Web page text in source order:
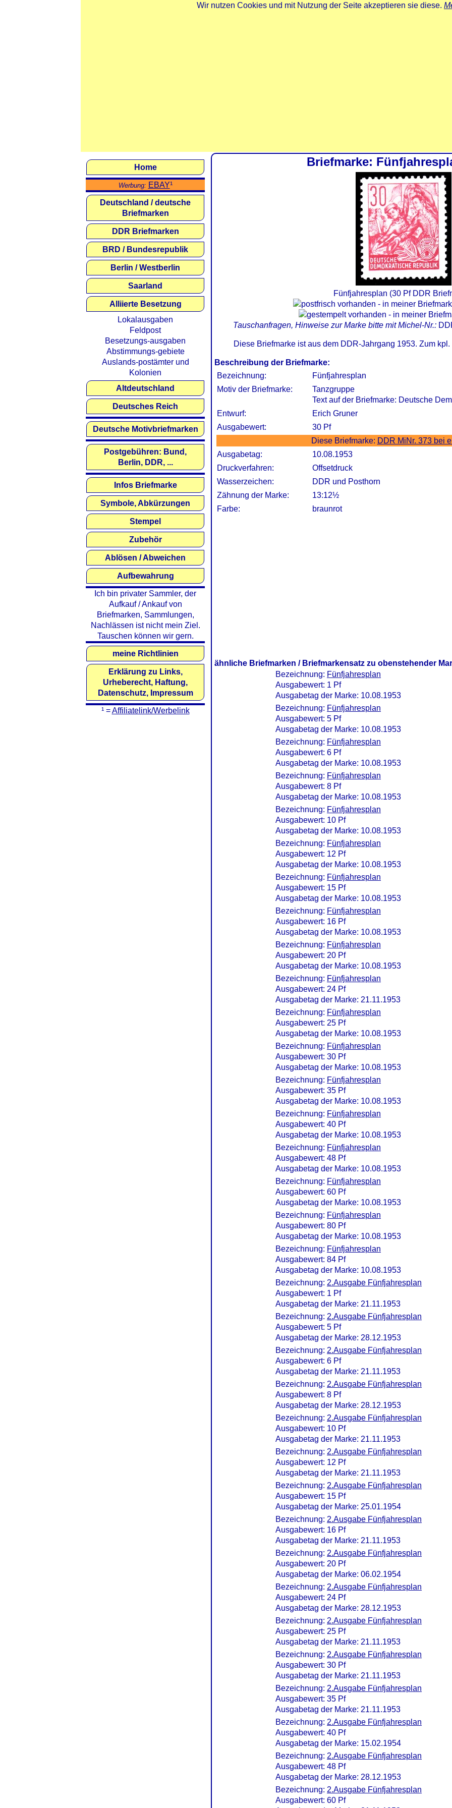
Wir nutzen Cookies und mit Nutzung der Seite akzeptieren sie diese.
Briefmarke:
Fünfjahresplan (30 Pf DDR
Tauschanfragen, Hinweise zur Marke bitte mit Michel-Nr.:
Diese Briefmarke ist aus dem DDR-Jahrgang 1953. Zum
Beschreibung der Briefmarke:
Bezeichnung:
Fünfjahresplan
Motiv der Briefmarke:
Tanzgruppe
Text auf der Briefmarke: Deutsche
Entwurf:
Erich Gruner
Ausgabewert:
30 Pf
Diese Briefmarke: DDR MiNr. 373 bei
Ausgabetag:
10.08.1953
Druckverfahren:
Offsetdruck
Wasserzeichen:
DDR und Posthorn
Zähnung der Marke:
13:12½
Farbe:
braunrot
ähnliche Briefmarken / Briefmarkensatz zu obenstehender
Bezeichnung: Fünfjahresplan
Ausgabewert: 1 Pf
Ausgabetag der Marke: 10.08.1953
Bezeichnung: Fünfjahresplan
Ausgabewert: 5 Pf
Ausgabetag der Marke: 10.08.1953
Bezeichnung: Fünfjahresplan
Ausgabewert: 6 Pf
Ausgabetag der Marke: 10.08.1953
Bezeichnung: Fünfjahresplan
Ausgabewert: 8 Pf
Ausgabetag der Marke: 10.08.1953
Bezeichnung: Fünfjahresplan
Ausgabewert: 10 Pf
Ausgabetag der Marke: 10.08.1953
Bezeichnung: Fünfjahresplan
Ausgabewert: 12 Pf
Ausgabetag der Marke: 10.08.1953
Bezeichnung: Fünfjahresplan
Ausgabewert: 15 Pf
Ausgabetag der Marke: 10.08.1953
Bezeichnung: Fünfjahresplan
Ausgabewert: 16 Pf
Ausgabetag der Marke: 10.08.1953
Bezeichnung: Fünfjahresplan
Ausgabewert: 20 Pf
Ausgabetag der Marke: 10.08.1953
Bezeichnung: Fünfjahresplan
Ausgabewert: 24 Pf
Ausgabetag der Marke: 21.11.1953
Bezeichnung: Fünfjahresplan
Ausgabewert: 25 Pf
Ausgabetag der Marke: 10.08.1953
Bezeichnung: Fünfjahresplan
Ausgabewert: 30 Pf
Ausgabetag der Marke: 10.08.1953
Bezeichnung: Fünfjahresplan
Ausgabewert: 35 Pf
Ausgabetag der Marke: 10.08.1953
Bezeichnung: Fünfjahresplan
Ausgabewert: 40 Pf
Ausgabetag der Marke: 10.08.1953
Bezeichnung: Fünfjahresplan
Ausgabewert: 48 Pf
Ausgabetag der Marke: 10.08.1953
Bezeichnung: Fünfjahresplan
Ausgabewert: 60 Pf
Ausgabetag der Marke: 10.08.1953
Bezeichnung: Fünfjahresplan
Ausgabewert: 80 Pf
Ausgabetag der Marke: 10.08.1953
Bezeichnung: Fünfjahresplan
Ausgabewert: 84 Pf
Ausgabetag der Marke: 10.08.1953
Bezeichnung: 2.Ausgabe Fünfjahresplan
Ausgabewert: 1 Pf
Ausgabetag der Marke: 21.11.1953
Bezeichnung: 2.Ausgabe Fünfjahresplan
Ausgabewert: 5 Pf
Ausgabetag der Marke: 28.12.1953
Bezeichnung: 2.Ausgabe Fünfjahresplan
Ausgabewert: 6 Pf
Ausgabetag der Marke: 21.11.1953
Bezeichnung: 2.Ausgabe Fünfjahresplan
Ausgabewert: 8 Pf
Ausgabetag der Marke: 28.12.1953
Bezeichnung: 2.Ausgabe Fünfjahresplan
Ausgabewert: 10 Pf
Ausgabetag der Marke: 21.11.1953
Bezeichnung: 2.Ausgabe Fünfjahresplan
Ausgabewert: 12 Pf
Ausgabetag der Marke: 21.11.1953
Bezeichnung: 2.Ausgabe Fünfjahresplan
Ausgabewert: 15 Pf
Ausgabetag der Marke: 25.01.1954
Bezeichnung: 2.Ausgabe Fünfjahresplan
Ausgabewert: 16 Pf
Ausgabetag der Marke: 21.11.1953
Bezeichnung: 2.Ausgabe Fünfjahresplan
Ausgabewert: 20 Pf
Ausgabetag der Marke: 06.02.1954
Bezeichnung: 2.Ausgabe Fünfjahresplan
Ausgabewert: 24 Pf
Ausgabetag der Marke: 28.12.1953
Bezeichnung: 2.Ausgabe Fünfjahresplan
Ausgabewert: 25 Pf
Ausgabetag der Marke: 21.11.1953
Bezeichnung: 2.Ausgabe Fünfjahresplan
Ausgabewert: 30 Pf
Ausgabetag der Marke: 21.11.1953
Bezeichnung: 2.Ausgabe Fünfjahresplan
Ausgabewert: 35 Pf
Ausgabetag der Marke: 21.11.1953
Bezeichnung: 2.Ausgabe Fünfjahresplan
Ausgabewert: 40 Pf
Ausgabetag der Marke: 15.02.1954
Bezeichnung: 2.Ausgabe Fünfjahresplan
Ausgabewert: 48 Pf
Ausgabetag der Marke: 28.12.1953
Bezeichnung: 2.Ausgabe Fünfjahresplan
Ausgabewert: 60 Pf
Home
Werbung: EBAY¹
Deutschland / deutsche
Briefmarken
DDR Briefmarken
BRD / Bundesrepublik
Berlin / Westberlin
Saarland
Alliierte Besetzung
Lokalausgaben
Feldpost
Besetzungs-ausgaben
Abstimmungs-gebiete
Auslands-postämter und
Kolonien
Altdeutschland
Deutsches Reich
Deutsche Motivbriefmarken
Postgebühren: Bund,
Berlin, DDR, ...
Infos Briefmarke
Symbole, Abkürzungen
Stempel
Zubehör
Ablösen / Abweichen
Aufbewahrung
Ich bin privater Sammler, der
Aufkauf / Ankauf von
Briefmarken, Sammlungen,
Nachlässen ist nicht mein Ziel.
Tauschen können wir gern.
meine Richtlinien
Erklärung zu Links,
Urheberecht, Haftung,
Datenschutz, Impressum
¹ =Affiliatelink/Werbelink